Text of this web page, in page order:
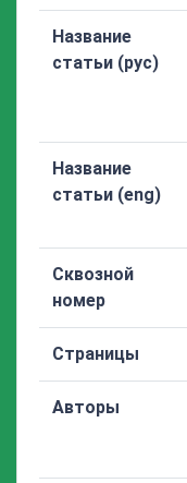
Название
статьи (рус)
Название
статьи (eng)
Сквозной
номер
Страницы
Авторы